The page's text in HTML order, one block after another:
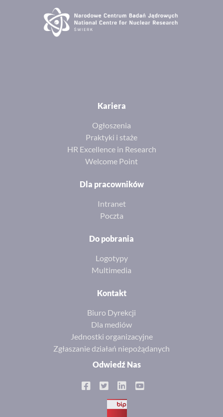
Kariera
Ogłoszenia
Praktyki i staże
HR Excellence in Research
Welcome Point
Dla pracowników
Intranet
Poczta
Do pobrania
Logotypy
Multimedia
Kontakt
Biuro Dyrekcji
Dla mediów
Jednostki organizacyjne
Zgłaszanie działań niepożądanych
Odwiedź Nas
BIP